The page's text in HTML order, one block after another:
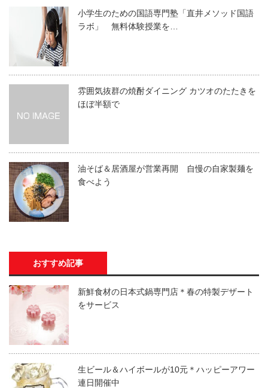
小学生のための国語専門塾「直井メソッド国語
ラボ」 無料体験授業を…
雰囲気抜群の焼酎ダイニング カツオのたたきを
ほぼ半額で
油そば＆居酒屋が営業再開 自慢の自家製麺を
食べよう
おすすめ記事
新鮮食材の日本式鍋専門店＊春の特製デザート
をサービス
生ビール＆ハイボールが10元＊ハッピーアワー
連日開催中